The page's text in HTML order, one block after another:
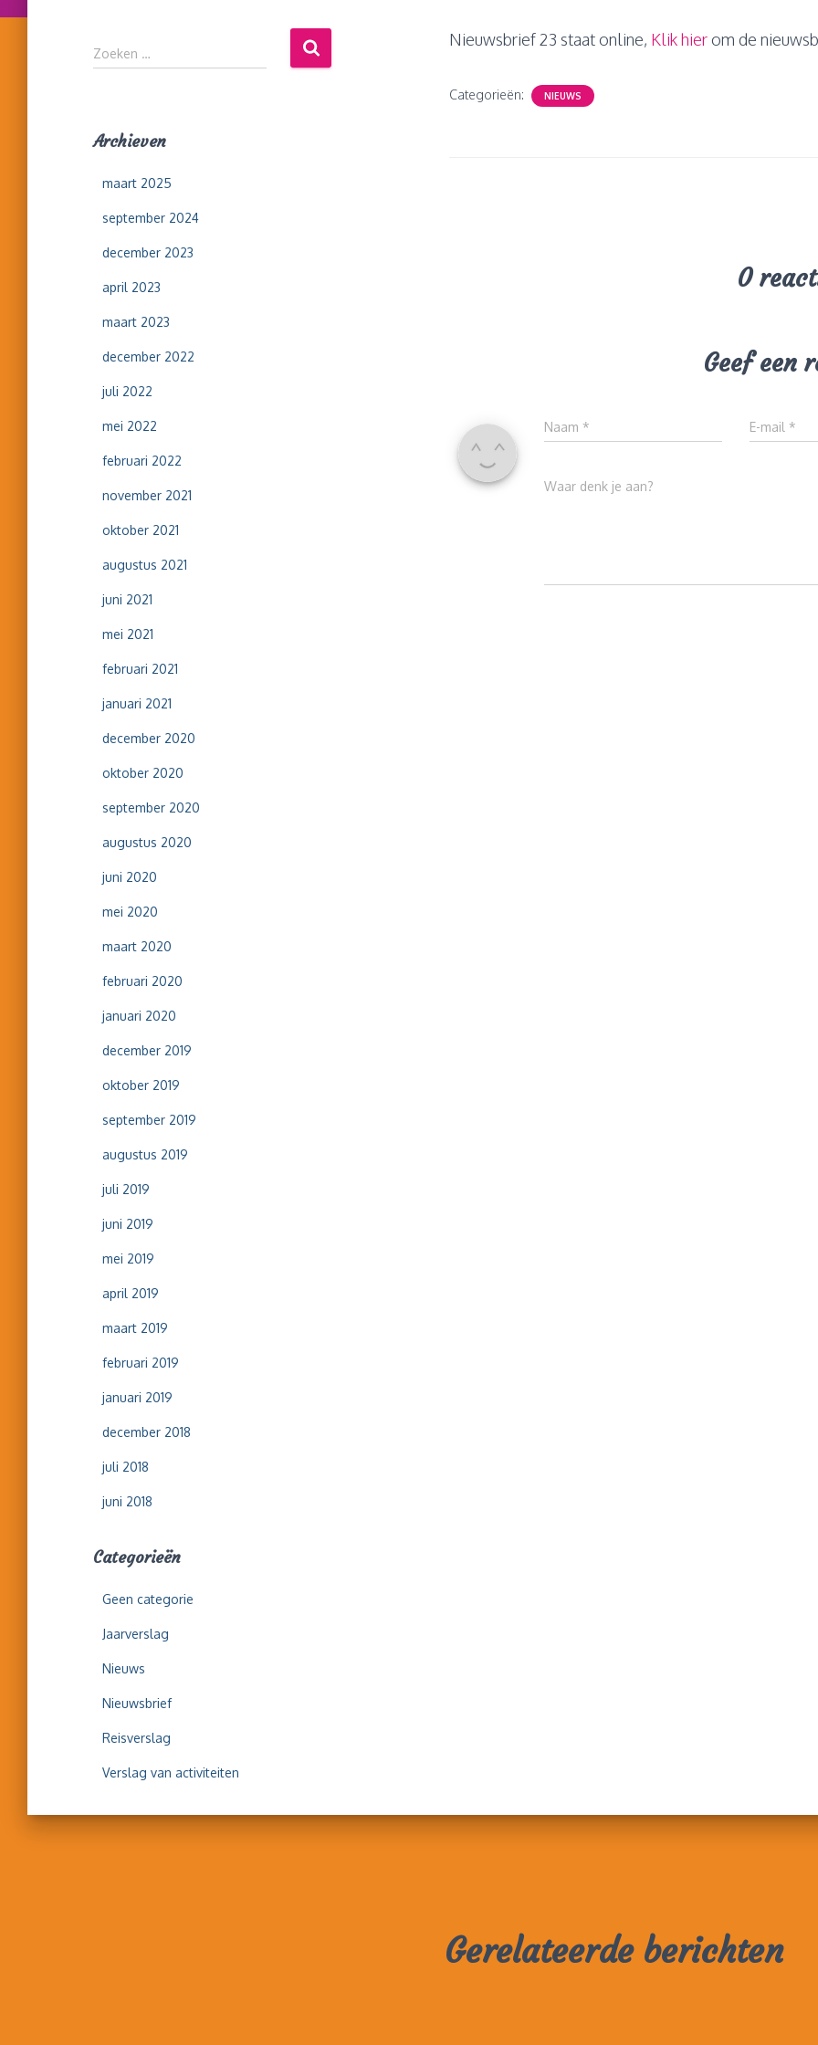
Z
o
n
Zoeken …
Archieven
maart 2025
september 2024
december 2023
april 2023
maart 2023
december 2022
juli 2022
mei 2022
februari 2022
november 2021
oktober 2021
augustus 2021
juni 2021
mei 2021
februari 2021
januari 2021
december 2020
oktober 2020
september 2020
augustus 2020
juni 2020
mei 2020
maart 2020
februari 2020
januari 2020
december 2019
oktober 2019
september 2019
augustus 2019
juli 2019
juni 2019
mei 2019
april 2019
maart 2019
februari 2019
januari 2019
december 2018
juli 2018
juni 2018
Categorieën
Geen categorie
Jaarverslag
Nieuws
Nieuwsbrief
Reisverslag
Verslag van activiteiten
Nieuwsbrief 23 staat online, Klik hierom de
Categorieën: NIEUWS
0
Geef een
Naam * E-mail *
Waar denk je aan?
Gerelateerde berichten